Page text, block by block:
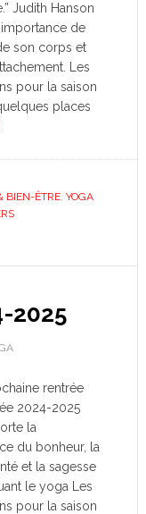
Judith Hanson
de
son corps et
Les
pour la saison
places
BIEN-ÊTRE, YOGA
2025
rentrée
2024-2025
la
du bonheur, la
et la sagesse
le yoga Les
pour la saison